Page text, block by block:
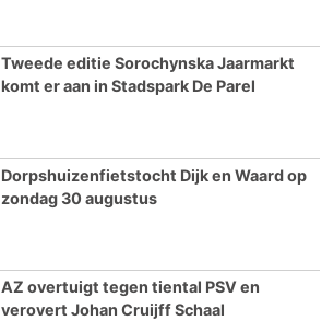
Tweede editie Sorochynska Jaarmarkt
komt er aan in Stadspark De Parel
Dorpshuizenfietstocht Dijk en Waard op
zondag 30 augustus
AZ overtuigt tegen tiental PSV en
verovert Johan Cruijff Schaal